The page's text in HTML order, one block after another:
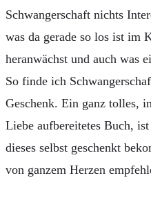
Schwangerschaft nichts
was da gerade so los ist im
heranwächst und auch was
So finde ich
Geschenk. Ein ganz tolles,
Liebe aufbereitetes Buch,
dieses selbst geschenkt
von ganzem Herzen